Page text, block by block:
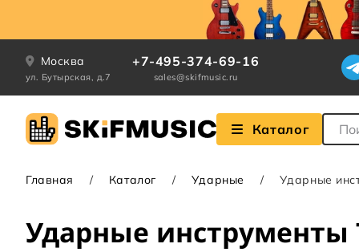
Москва
ул. Бутырская, д.7
+7-495-374-69-16
sales@skifmusic.ru
Каталог
Главная Каталог Ударные Ударные
Ударные инструменты